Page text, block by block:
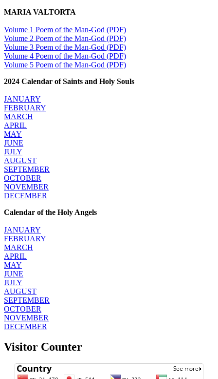
MARIA VALTORTA
Volume 1 Poem of the Man-God (PDF)
Volume 2 Poem of the Man-God (PDF)
Volume 3 Poem of the Man-God (PDF)
Volume 4 Poem of the Man-God (PDF)
Volume 5 Poem of the Man-God (PDF)
2024 Calendar of Saints and Holy Souls
JANUARY
FEBRUARY
MARCH
APRIL
MAY
JUNE
JULY
AUGUST
SEPTEMBER
OCTOBER
NOVEMBER
DECEMBER
Calendar of the Holy Angels
JANUARY
FEBRUARY
MARCH
APRIL
MAY
JUNE
JULY
AUGUST
SEPTEMBER
OCTOBER
NOVEMBER
DECEMBER
Visitor Counter